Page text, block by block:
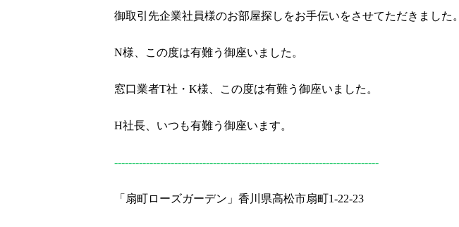
御取引先企業社員様のお部屋探しをお手伝いをさせてただきました。
N様、この度は有難う御座いました。
窓口業者T社・K様、この度は有難う御座いました。
H社長、いつも有難う御座います。
---------------------------------------------------------------------------
「扇町ローズガーデン」香川県高松市扇町1-22-23